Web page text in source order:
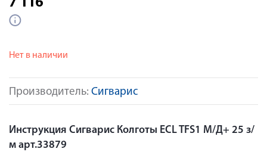
Производитель: Сигварис
7 116
Нет в наличии
Инструкция Сигварис Колготы ECL TFS1 М/Д+ 25 з/
м арт.33879